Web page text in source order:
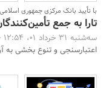
با تأیید بانک مرکزی جمهوری
تارا به جمع
سه‌شنبه 31 خرداد 01، 12:54 -
اعتبارسنجی و تنوع‌ بخشی